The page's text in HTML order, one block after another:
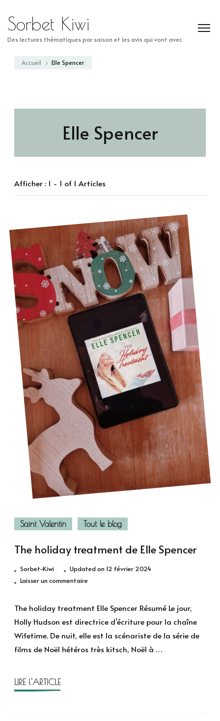
Sorbet Kiwi
Des lectures thématiques par saison et les avis qui vont avec
Accueil Elle Spencer
Elle Spencer
Afficher : 1 - 1 of 1 Articles
Saint Valentin Tout le blog
The holiday treatment de Elle Spencer
Sorbet-Kiwi Updated on 12 février 2024
Laisser un commentairesur
holiday
treatment
de
Elle
Spencer
The holiday treatment Elle Spencer Résumé Le jour,
Holly Hudson est directrice d’écriture pour la chaîne
Wifetime. De nuit, elle est la scénariste de la série de
films de Noël hétéros très kitsch, Noël à …
LIRE l'ARTICLE